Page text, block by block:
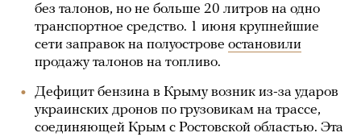
без талонов, но не больше 20 литров на одно
транспортное средство. 1 июня крупнейшие
сети заправок на полуострове остановили
продажу талонов на топливо.
Дефицит бензина в Крыму возник из-за ударов
украинских дронов по грузовикам на трассе,
соединяющей Крым с Ростовской областью. Эта